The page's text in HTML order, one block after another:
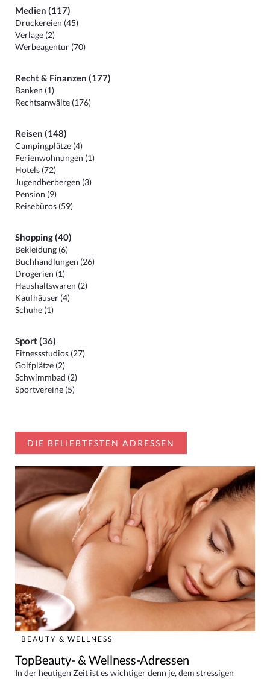
Medien (117)
Druckereien (45)
Verlage (2)
Werbeagentur (70)
Recht & Finanzen (177)
Banken (1)
Rechtsanwälte (176)
Reisen (148)
Campingplätze (4)
Ferienwohnungen (1)
Hotels (72)
Jugendherbergen (3)
Pension (9)
Reisebüros (59)
Shopping (40)
Bekleidung (6)
Buchhandlungen (26)
Drogerien (1)
Haushaltswaren (2)
Kaufhäuser (4)
Schuhe (1)
Sport (36)
Fitnessstudios (27)
Golfplätze (2)
Schwimmbad (2)
Sportvereine (5)
DIE BELIEBTESTEN ADRESSEN
BEAUTY & WELLNESS
TopBeauty- & Wellness-Adressen
In der heutigen Zeit ist es wichtiger denn je, dem stressigen